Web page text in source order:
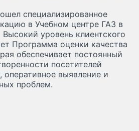
специализированное
в Учебном центре ГАЗ в
уровень клиентского
Программа оценки качества
обеспечивает постоянный
посетителей
оперативное выявление и
проблем.